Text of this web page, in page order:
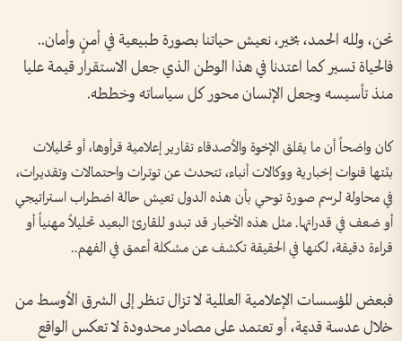
نحن، ولله الحمد، بخير، نعيش حياتنا بصورة طبيعية في أمنٍ وأمان..
فالحياة تسير كما اعتدنا في هذا الوطن الذي جعل الاستقرار قيمة عليا
منذ تأسيسه وجعل الإنسان محور كل سياساته وخططه.
كان واضحاً أن ما يقلق الإخوة والأصدقاء تقارير إعلامية قرأوها، أو تحليلات
بثتها قنوات إخبارية ووكالات أنباء، تتحدث عن توترات واحتمالات وتقديرات،
في محاولة لرسم صورة توحي بأن هذه الدول تعيش حالة اضطراب استراتيجي
أو ضعف في قدراتها. مثل هذه الأخبار قد تبدو للقارئ البعيد تحليلاً مهنياً أو
قراءة دقيقة، لكنها في الحقيقة تكشف عن مشكلة أعمق في الفهم..
فبعض المؤسسات الإعلامية العالمية لا تزال تنظر إلى الشرق الأوسط من
خلال عدسة قديمة، أو تعتمد على مصادر محدودة لا تعكس الواقع